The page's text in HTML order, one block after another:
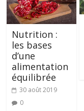
Nutrition :
les bases
d’une
alimentation
équilibrée
30 août 2019
0